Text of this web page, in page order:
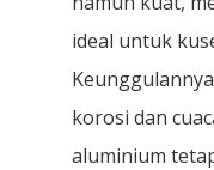
ideal untuk
korosi dan
aluminium